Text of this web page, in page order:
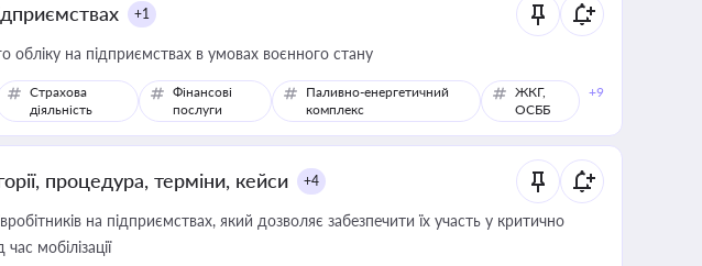
+1
обліку на підприємствах в умовах воєнного стану
Страхова
діяльність
Фінансові
послуги
Паливно-енергетичний
комплекс
ЖКГ,
ОСББ
+9
процедура, терміни, кейси +4
на підприємствах, який дозволяє забезпечити їх участь у критично
мобілізації